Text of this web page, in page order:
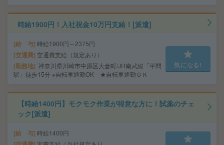
時給1900円！入社祝金10万円支給！[派遣]
給 与 時給1900円～2375円
交通費 交通費支給（規定あり）
勤務地 神奈川県川崎市中原区大倉町/JR南武線「平間
駅」徒歩15分 ※自転車通勤OK ★自転車通勤ＯＫ
気になる!
【時給1400円】モクモク作業が得意な方に！試薬のチェ
ック[派遣]
給 与 時給1400円